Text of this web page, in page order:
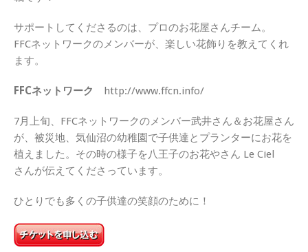
サポートしてくださるのは、プロのお花屋さんチーム。
FFCネットワークのメンバーが、楽しい花飾りを教えてくれ
ます。
FFCネットワーク http://www.ffcn.info/
7月上旬、FFCネットワークのメンバー武井さん＆お花屋さん
が、被災地、気仙沼の幼稚園で子供達とプランターにお花を
植えました。その時の様子を八王子のお花やさん Le Ciel
さんが伝えてくださっています。
ひとりでも多くの子供達の笑顔のために！